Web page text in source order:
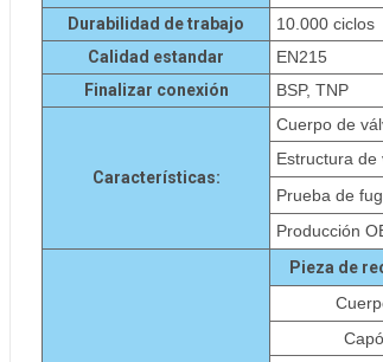
Durabilidad de trabajo
10.000 ciclos
Calidad estandar
EN215
Finalizar conexión
BSP, TNP
Características:
Cuerpo de
Estructura de
Prueba de
Producción
Pieza de
Capó